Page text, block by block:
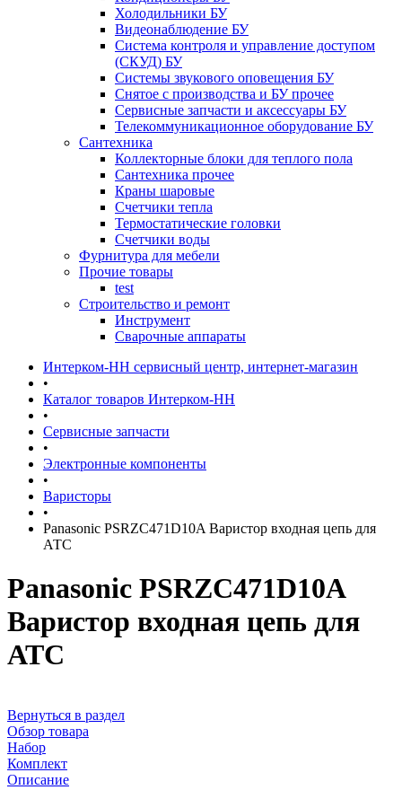
Холодильники БУ
Видеонаблюдение БУ
Система контроля и управление доступом
(СКУД) БУ
Системы звукового оповещения БУ
Снятое с производства и БУ прочее
Сервисные запчасти и аксессуары БУ
Телекоммуникационное оборудование БУ
Сантехника
Коллекторные блоки для теплого пола
Сантехника прочее
Краны шаровые
Счетчики тепла
Термоcтатические головки
Счетчики воды
Фурнитура для мебели
Прочие товары
test
Строительство и ремонт
Инструмент
Сварочные аппараты
Интерком-НН сервисный центр, интернет-магазин
•
Каталог товаров Интерком-НН
•
Сервисные запчасти
•
Электронные компоненты
•
Варисторы
•
Panasonic PSRZC471D10A Варистор входная цепь для
АТС
Panasonic PSRZC471D10A
Варистор входная цепь для
АТС
Вернуться в раздел
Обзор товара
Набор
Комплект
Описание